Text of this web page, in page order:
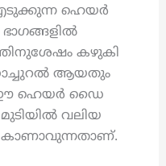
ഹെയർ
കഴുകി
ആയതും
ഈ ഹെയർ ഡൈ
വലിയ
കാണാവുന്നതാണ്.